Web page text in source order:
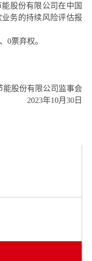
股份有限公司在中国
务的持续风险评估报
0票弃权。
能股份有限公司 监事会
2023年10月 30 日